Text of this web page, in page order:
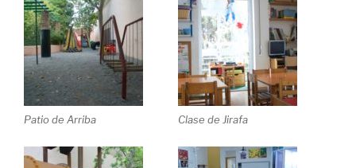
Patio de Arriba Clase de Jirafa